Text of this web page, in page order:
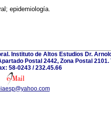
epidemiología.
Instituto de Altos Estudios Dr.
Postal 2442, Zona Postal 2101.
58-0243 / 232.45.66